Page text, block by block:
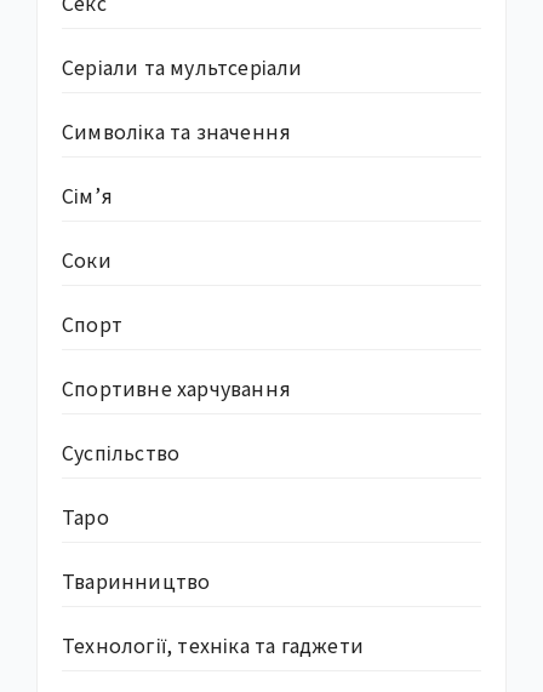
Серіали та мультсеріали
Символіка та значення
Сім’я
Соки
Спорт
Спортивне харчування
Суcпільство
Таро
Тваринництво
Технології, техніка та гаджети